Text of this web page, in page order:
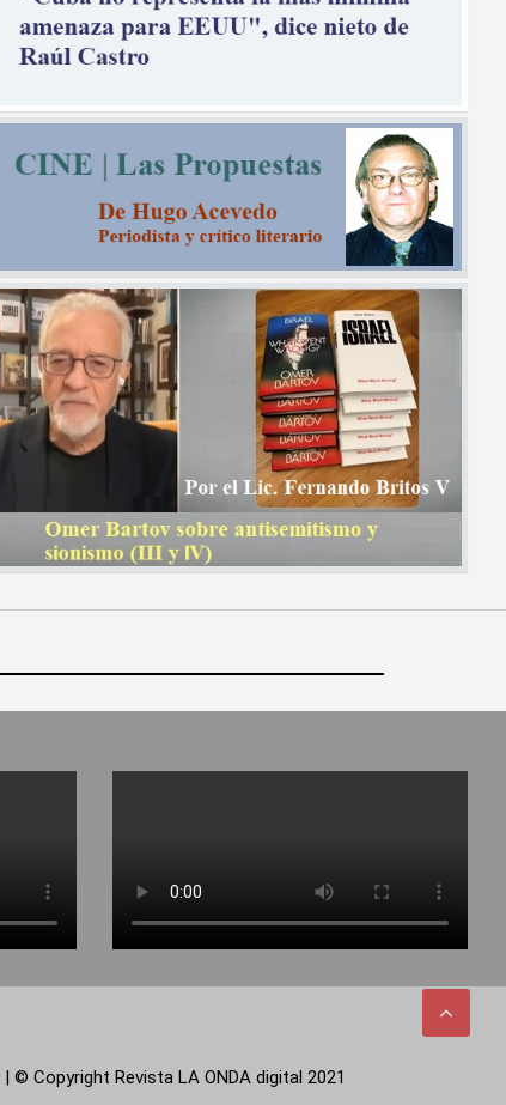
Copyright Revista LA ONDA digital 2021